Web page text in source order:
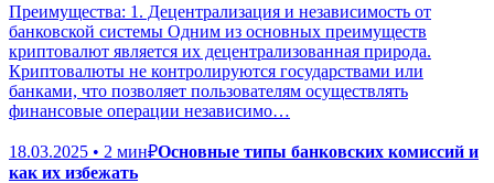
Преимущества: 1. Децентрализация и независимость от
банковской системы Одним из основных преимуществ
криптовалют является их децентрализованная природа.
Криптовалюты не контролируются государствами или
банками, что позволяет пользователям осуществлять
финансовые операции независимо…
18.03.2025 • 2 мин₽Основные типы банковских комиссий и
как их избежать